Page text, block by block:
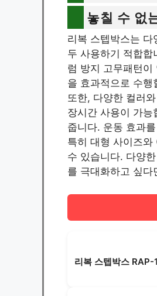
놓칠 수 없
리복 스텝박스는
두 사용하기 적합
럼 방지 고무패턴
을 효과적으로 수행
또한, 다양한 컬러
장시간 사용이 가
줍니다. 운동 효과
특히 대형 사이즈
수 있습니다. 다양
를 극대화하고 싶다
리복 스텝박스 RAP-